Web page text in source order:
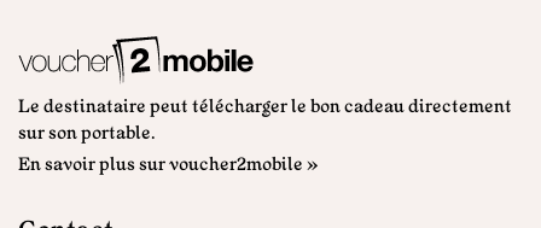
Le destinataire peut télécharger le bon cadeau directement
sur son portable.
En savoir plus sur voucher2mobile »